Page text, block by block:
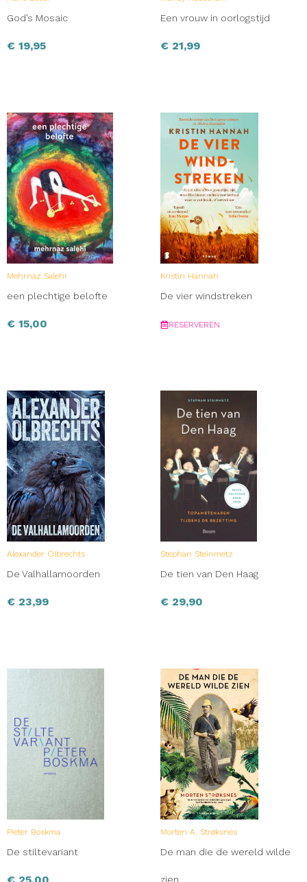
God’s Mosaic
€ 19,95
Een vrouw in oorlogstijd
€ 21,99
Mehrnaz Salehi
een plechtige belofte
€ 15,00
Kristin Hannah
De vier windstreken
RESERVEREN
Alexander Olbrechts
De Valhallamoorden
€ 23,99
Stephan Steinmetz
De tien van Den Haag
€ 29,90
Pieter Boskma
De stiltevariant
Morten A. Strøksnes
De man die de wereld wilde
zien